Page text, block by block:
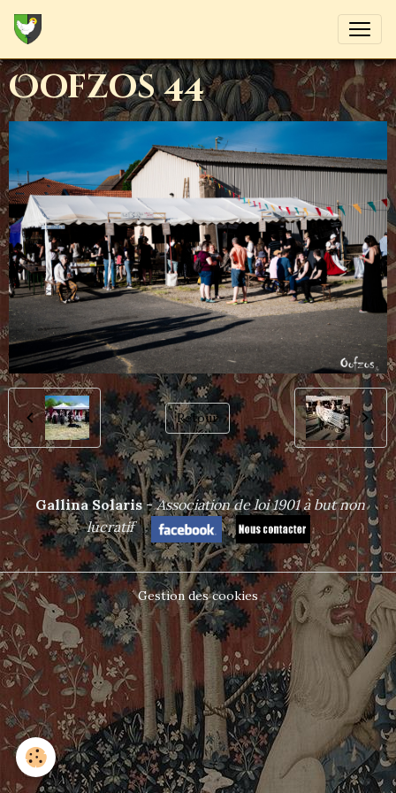
Oofzos 44
Retour
Gallina Solaris-Association de loi 1901 à but non
lucratif
Gestion des cookies